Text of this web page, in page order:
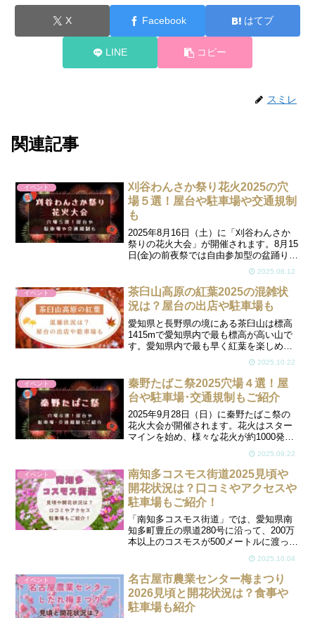
X Facebook はてブ
LINE コピー
スミレ
関連記事
イベント
刈谷わんさか祭り花火2025の穴
場５選！屋台や駐車場や交通規制
も
2025年8月16日（土）に「刈谷わんさか
祭りの花火大会」が開催されます。8月15
日(金)の前夜祭では自由参加型の盆踊り大
会「かりや盆フェス」が開催。約7000発
の花火が打ち上げられ、迫力ある光のシ
ョーが楽しめたり、早打ち花火のスピー
ディー...
2025.08.12
イベント
茶臼山高原の紅葉2025の混雑状
況は？屋台の出店や駐車場も
愛知県と長野県の境にある茶臼山は標高
1415mで愛知県内で最も標高が高い山で
す。愛知県内で最も早く紅葉を楽しめる
紅葉の名所として有名です。観光リフト
に乗って、麓の紅葉を見下ろすのは絶景
です。また、紅葉の見頃にあわせて紅葉
まつりが開催され、ラ...
2025.10.22
イベント
秦野たばこ祭2025穴場４選！屋
台や駐車場･交通規制もご紹介
2025年9月28日（日）に秦野たばこ祭の
花火大会が開催されます。花火はスター
マインを始め、様々な花火が約1000発上
がります。毎年約、23万人もの人が訪れ
会場周辺は混雑が予想されます。そんな
混雑を避けて見れる穴場スポット４選を
ご紹介します...
2025.09.22
イベント
南知多コスモス街道2025見頃や
開花状況は？口コミやアクセスや
駐車場もご紹介！
「南知多コスモス街道」では、愛知県南
知多町豊丘の県道280号に沿って、200万
本以上のコスモスが500メートルに渡って
咲いています。白、ピンク、赤と色とり
どりの鮮やかなコスモスを見ることがで
き、観光客も多く訪れるコスモスの名所
スポットです。...
2025.10.04
イベント
名古屋市農業センター梅まつり
2026見頃と開花状況は？食事や
駐車場も紹介